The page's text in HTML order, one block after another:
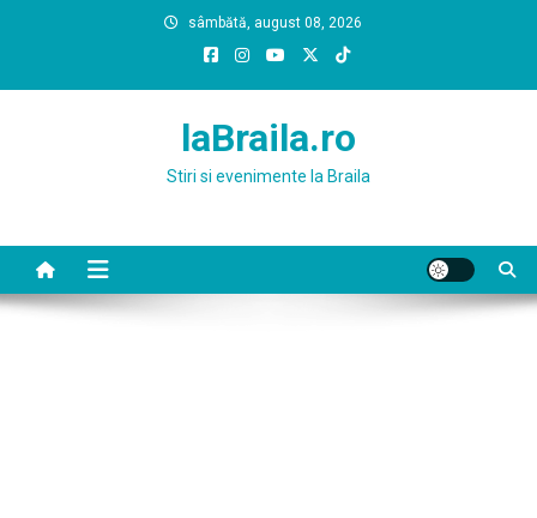
sâmbătă, august 08, 2026
laBraila.ro
Stiri si evenimente la Braila